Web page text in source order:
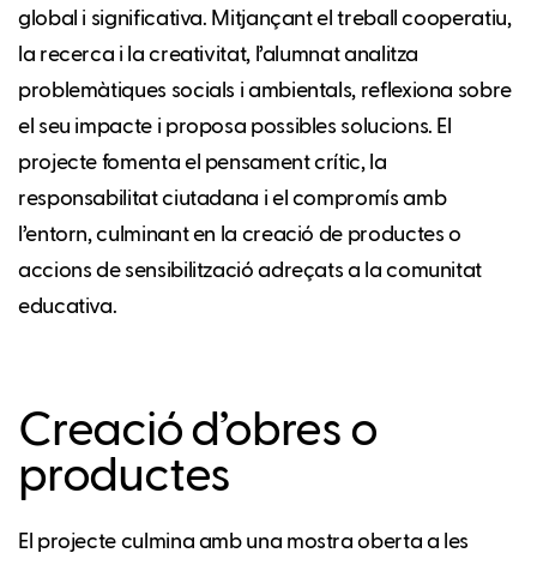
global i significativa. Mitjançant el treball cooperatiu,
la recerca i la creativitat, l’alumnat analitza
problemàtiques socials i ambientals, reflexiona sobre
el seu impacte i proposa possibles solucions. El
projecte fomenta el pensament crític, la
responsabilitat ciutadana i el compromís amb
l’entorn, culminant en la creació de productes o
accions de sensibilització adreçats a la comunitat
educativa.
Creació d’obres o
productes
El projecte culmina amb una mostra oberta a les